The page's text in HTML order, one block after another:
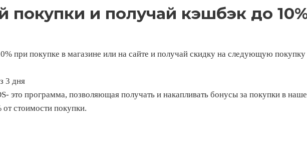
покупки и получай кэшбэк до
при покупке в магазине или на сайте и получай скидку на следующую покупку
3 дня
это программа, позволяющая получать и накапливать бонусы за покупки в
стоимости покупки.